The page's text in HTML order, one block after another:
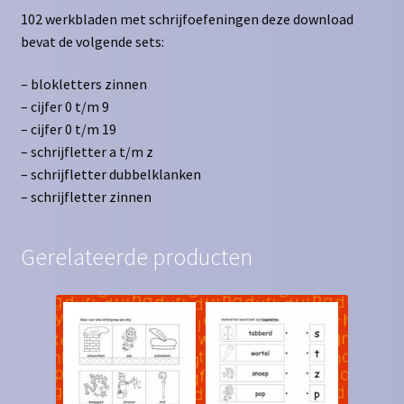
102 werkbladen met schrijfoefeningen deze download
bevat de volgende sets:
– blokletters zinnen
– cijfer 0 t/m 9
– cijfer 0 t/m 19
– schrijfletter a t/m z
– schrijfletter dubbelklanken
– schrijfletter zinnen
Gerelateerde producten